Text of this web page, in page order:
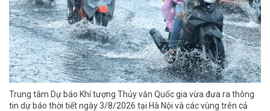
Trung tâm Dự báo Khí tượng Thủy văn Quốc gia vừa đưa ra thông
tin dự báo thời tiết ngày 3/8/2026 tại Hà Nội và các vùng trên cả